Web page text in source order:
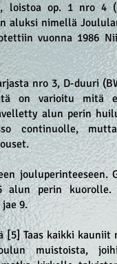
loistoa op. 1 nro 4
aluksi nimellä
vuonna 1986
nro 3, D-duuri
on varioitu mitä
alun perin
continuolle,
jouluperinteeseen.
alun perin kuorolle.
jae 9.
[5] Taas kaikki kauniit
muistoista,